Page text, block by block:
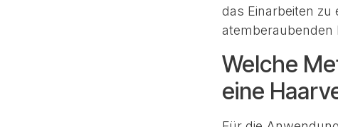
das Einarbeiten zu
atemberaubenden
Welche
eine